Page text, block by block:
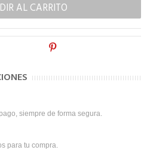
AL CARRITO
siempre de forma segura.
para tu compra.